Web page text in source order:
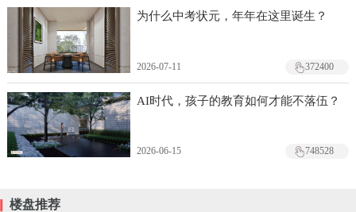
为什么中考状元，年年在这里诞生？
2026-07-11 372400
AI时代，孩子的教育如何才能不落伍？
2026-06-15 748528
楼盘推荐